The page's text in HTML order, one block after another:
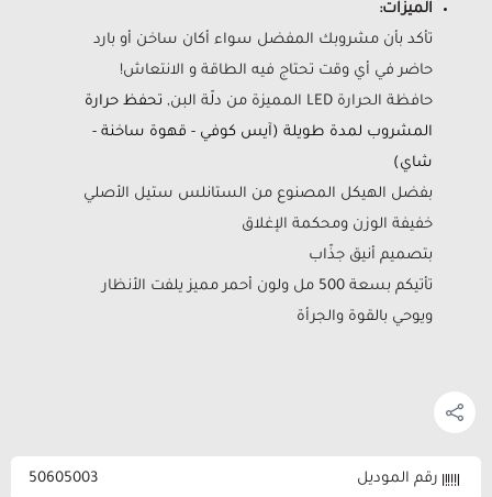
الميزات:
تأكد بأن مشروبك المفضل سواء أكان ساخن أو بارد
حاضر في أي وقت تحتاج فيه الطاقة و الانتعاش!
حافظة الحرارة LED المميزة من دلّة البن,
تحفظ حرارة
المشروب لمدة طويلة (آيس كوفي - قهوة ساخنة -
شاي)
بفضل الهيكل المصنوع من الستانلس ستيل الأصلي
خفيفة الوزن ومحكمة الإغلاق
بتصميم أنيق جذّاب
تأتيكم بسعة 500 مل ولون أحمر مميز يلفت الأنظار
ويوحي بالقوة والجرأة
رقم الموديل 50605003